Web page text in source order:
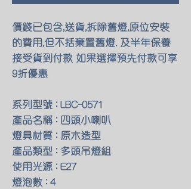
價錢已包含,送貨,拆除舊燈,原位安裝
的費用,但不括棄置舊燈. 及半年保養
接受貨到付款 如果選擇預先付款可享
9折優惠
系列型號 : LBC-0571
產品名稱 : 四頭小喇叭
燈具材質 : 原木造型
產品類型 : 多頭吊燈組
使用光源 : E27
燈泡數 : 4